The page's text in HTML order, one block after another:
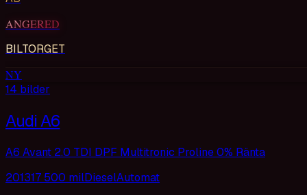
ANGERED
BILTORGET
NY
14 bilder
Audi A6
A6 Avant 2.0 TDI DPF Multitronic Proline 0% Ränta
201317 500 milDieselAutomat